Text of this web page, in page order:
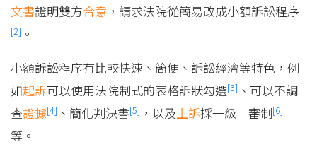
文書證明雙方合意 ，請求法院從簡易改成小額訴訟程序
[2] 。
小額訴訟程序有比較快速、簡便、訴訟經濟等特色，例
如起訴可以使用法院制式的表格訴狀勾選[3] 、可以不調
查證據[4] 、簡化判決書[5] ，以及上訴採一級二審制[6]
等。